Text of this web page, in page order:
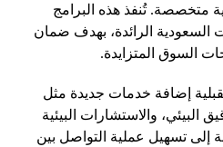
متخصصة. تُنفذ هذه البرامج
السعودية الرائدة، بهدف ضمان
السوق المتزايدة.
إضافة خدمات جديدة مثل
البيئي، والاستشارات البيئية
إلى تسهيل عملية التواصل بين